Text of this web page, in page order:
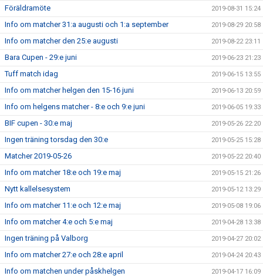
Föräldramöte 2019-08-31 15:24
Info om matcher 31:a augusti och 1:a september 2019-08-29 20:58
Info om matcher den 25:e augusti 2019-08-22 23:11
Bara Cupen - 29:e juni 2019-06-23 21:23
Tuff match idag 2019-06-15 13:55
Info om matcher helgen den 15-16 juni 2019-06-13 20:59
Info om helgens matcher - 8:e och 9:e juni 2019-06-05 19:33
BIF cupen - 30:e maj 2019-05-26 22:20
Ingen träning torsdag den 30:e 2019-05-25 15:28
Matcher 2019-05-26 2019-05-22 20:40
Info om matcher 18:e och 19:e maj 2019-05-15 21:26
Nytt kallelsesystem 2019-05-12 13:29
Info om matcher 11:e och 12:e maj 2019-05-08 19:06
Info om matcher 4:e och 5:e maj 2019-04-28 13:38
Ingen träning på Valborg 2019-04-27 20:02
Info om matcher 27:e och 28:e april 2019-04-24 20:43
Info om matchen under påskhelgen 2019-04-17 16:09